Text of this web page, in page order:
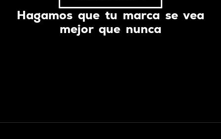
Hagamos que tu marca se vea
mejor que nunca